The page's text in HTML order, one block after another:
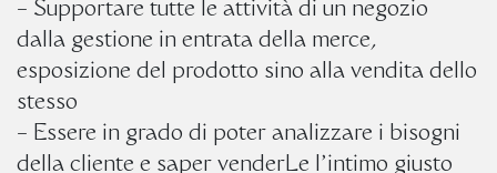
– Supportare tutte le attività di un negozio
dalla gestione in entrata della merce,
esposizione del prodotto sino alla vendita dello
stesso
– Essere in grado di poter analizzare i bisogni
della cliente e saper venderLe l’intimo giusto